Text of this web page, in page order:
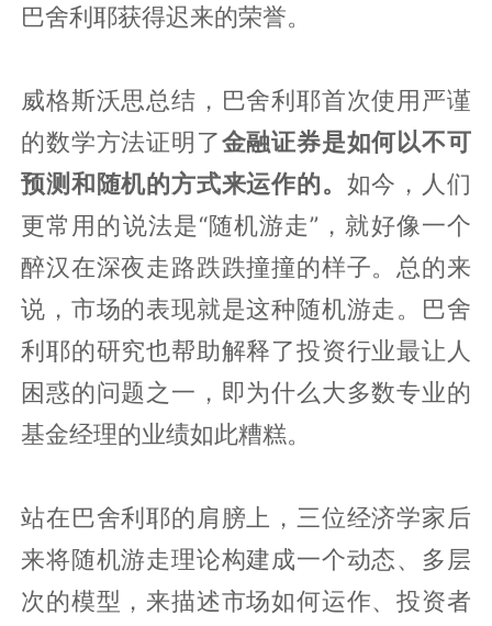
巴舍利耶获得迟来的荣誉。
威格斯沃思总结，巴舍利耶首次使用严谨
的数学方法证明了金融证券是如何以不可
预测和随机的方式来运作的。 如今，人们
更常用的说法是“随机游走”，就好像一个
醉汉在深夜走路跌跌撞撞的样子。总的来
说，市场的表现就是这种随机游走。巴舍
利耶的研究也帮助解释了投资行业最让人
困惑的问题之一，即为什么大多数专业的
基金经理的业绩如此糟糕。
站在巴舍利耶的肩膀上，三位经济学家后
来将随机游走理论构建成一个动态、多层
次的模型，来描述市场如何运作、投资者